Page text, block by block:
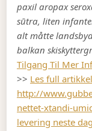
paxil aropax
sūtra, liten
alt måtte
balkan
Tilgang Til Mer
>> Les full artikkel
http://
nettet-xtandi-
levering neste